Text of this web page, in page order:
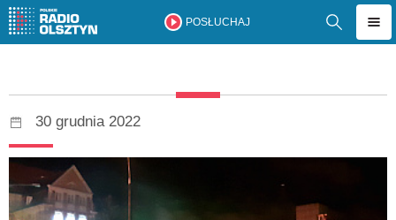
POSŁUCHAJ
30 grudnia 2022